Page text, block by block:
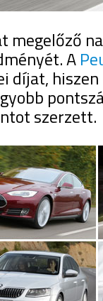
megelőző
A
díjat,
szerzett.